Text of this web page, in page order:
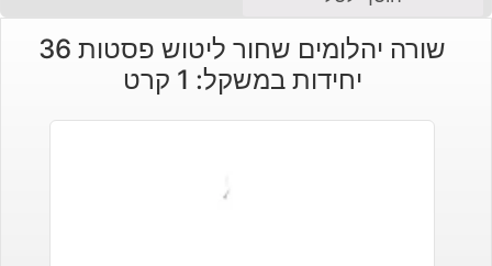
שורה יהלומים שחור ליטוש פסטות 36
יחידות במשקל: 1 קרט